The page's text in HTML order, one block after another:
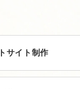
サイト制作